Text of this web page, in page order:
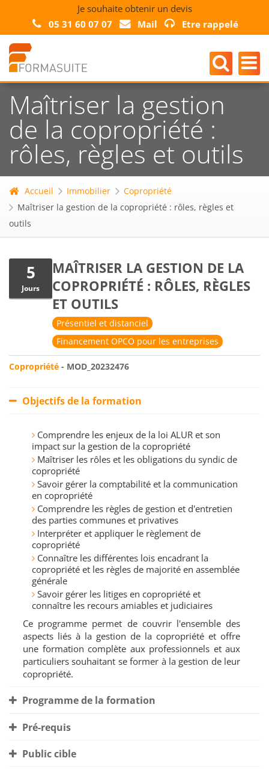
Je souhaite obtenir un devis
05 31 60 07 07
Mail Etre rappelé
Maîtriser la gestion
de la copropriété :
rôles, règles et outils
Accueil Immobilier
Copropriété
Maîtriser la gestion de la copropriété : rôles, règles et
outils
5
Jours
MAÎTRISER LA GESTION DE LA
COPROPRIÉTÉ : RÔLES, RÈGLES
ET OUTILS
Présentiel et distanciel
Financement OPCO pour les entreprises
Copropriété - MOD_20232476
Objectifs de la formation
Comprendre les enjeux de la loi ALUR et son
impact sur la gestion de la copropriété
Maîtriser les rôles et les obligations du syndic de
copropriété
Savoir gérer la comptabilité et la communication
en copropriété
Comprendre les règles de gestion et d'entretien
des parties communes et privatives
Interpréter et appliquer le règlement de
copropriété
Connaître les différentes lois encadrant la
copropriété et les règles de majorité en assemblée
générale
Savoir gérer les litiges en copropriété et
connaître les recours amiables et judiciaires
Ce programme permet de couvrir l'ensemble des
aspects liés à la gestion de la copropriété et offre
une formation complète aux professionnels et aux
particuliers souhaitant se former à la gestion de leur
copropriété.
Programme de la formation
Pré-requis
Public cible